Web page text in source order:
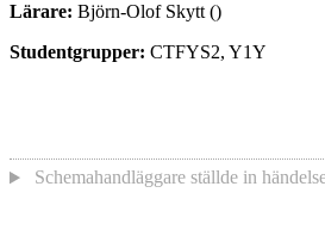
Lärare: Björn-Olof Skytt ()
Studentgrupper: CTFYS2, Y1Y
Schemahandläggare ställde in